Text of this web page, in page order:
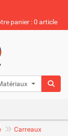
panier : 0 article
naturels
Carreaux